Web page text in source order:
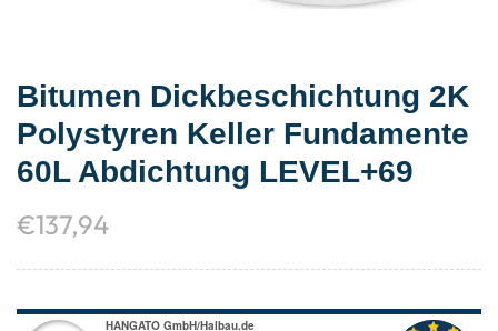
Bitumen Dickbeschichtung 2K
Polystyren Keller Fundamente
60L Abdichtung LEVEL+69
€137,94